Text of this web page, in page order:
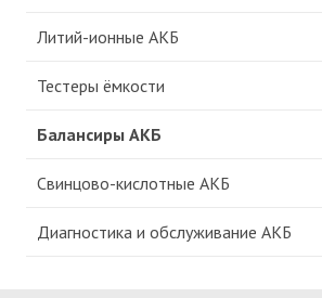
Литий-ионные АКБ
Тестеры ёмкости
Балансиры АКБ
Свинцово-кислотные АКБ
Диагностика и обслуживание АКБ